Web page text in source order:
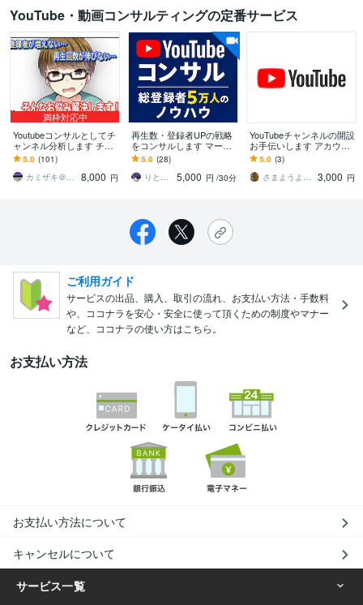
YouTube・動画コンサルティングの定番サービス
満枠対応中
Youtubeコンサルとしてチ
ャンネル分析します チャ
ンネル分析・今後の方向
性・お悩み相談などなど
5.0 (101)
カミザキ＠YouTube
8,000 円
再生数・登録者UPの戦略
をコンサルします マーケ
ティング視点で再生数を
伸ばすYouTube運営術
5.0 (28)
りと【YouTube運用】
5,000 円 /30分
YouTubeチャンネルの開設
お手伝いします アカウン
ト作成、バナー、アイコ
ンなど面倒な作業やりま
す！
5.0 (3)
さまようよろい
3,000 円
ご利用ガイド
サービスの出品、購入、取引の流れ、お支払い方法・手数料
や、ココナラを安心・安全に使って頂くための制度やマナー
など、ココナラの使い方はこちら。
お支払い方法
お支払い方法について
キャンセルについて